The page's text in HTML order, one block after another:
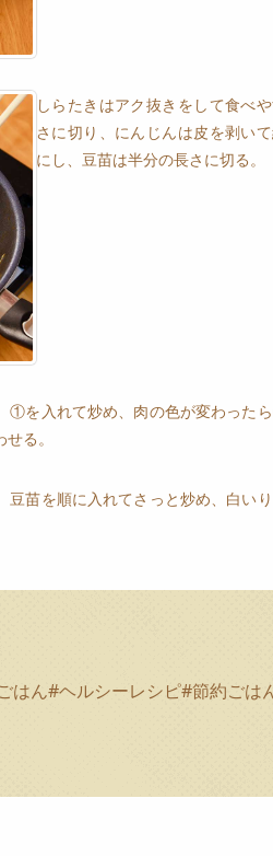
しらたきはアク抜きをして食べ
さに切り、にんじんは皮を剥い
にし、豆苗は半分の長さに切る。
①を入れて炒め、肉の色が変わった
る。
豆苗を順に入れてさっと炒め、白い
はん#ヘルシーレシピ#節約ごは